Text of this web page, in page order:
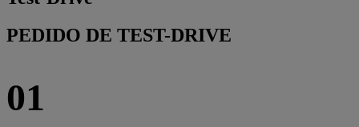
PEDIDO DE TEST-DRIVE
01